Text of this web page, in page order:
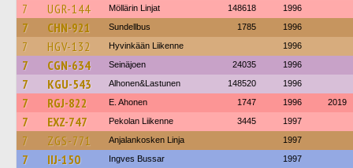
7 UGR-144 Möllärin Linjat 148618 1996
7 CHN-921 Sundellbus 1785 1996
7 HGV-132 Hyvinkään Liikenne 1996
7 CGN-634 Seinäjoen 24035 1996
7 KGU-543 Alhonen&Lastunen 148520 1996
7 RGJ-822 E. Ahonen 1747 1996 2019
7 EXZ-747 Pekolan Liikenne 3445 1997
7 ZGS-771 Anjalankosken Linja 1997
7 IIJ-150 Ingves Bussar 1997